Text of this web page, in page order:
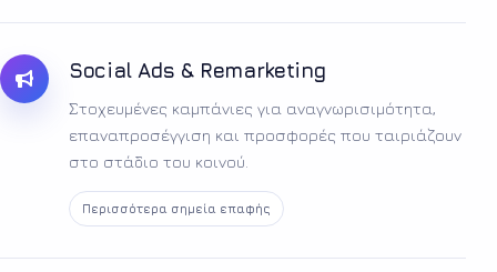
Social Ads & Remarketing
Στοχευμένες καμπάνιες για αναγνωρισιμότητα,
επαναπροσέγγιση και προσφορές που ταιριάζουν
στο στάδιο του κοινού.
Περισσότερα σημεία επαφής